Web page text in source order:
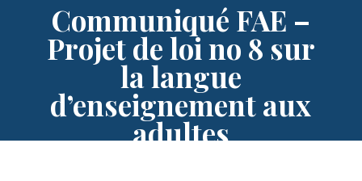
Communiqué FAE –
Projet de loi no 8 sur
la langue
d’enseignement aux
adultes